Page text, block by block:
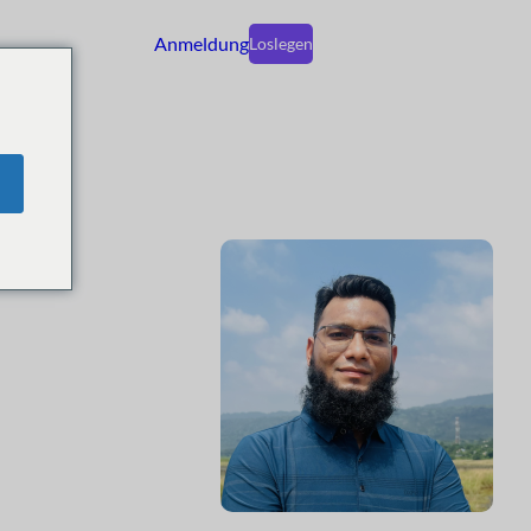
AnmeldungLoslegen